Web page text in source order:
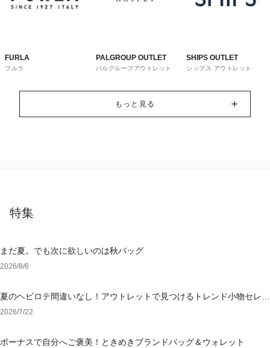
FURLA
フルラ
PALGROUP OUTLET
パルグループアウトレット
SHIPS OUTLET
シップス アウトレット
もっと見る
特集
まだ夏。でも次に欲しいのは秋バッグ
2026/8/6
夏のヘビロテ間違いなし！アウトレットで見つけるトレンド小物セレク
ション
2026/7/22
ボーナスで自分へご褒美！ときめきブランドバッグ＆ウォレット